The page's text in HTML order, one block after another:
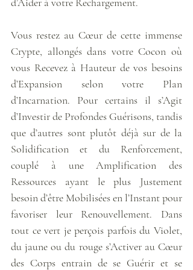
Vous restez au Cœur de cette immense
Crypte, allongés dans votre Cocon où
vous Recevez à Hauteur de vos besoins
d’Expansion selon votre Plan
d’Incarnation. Pour certains il s’Agit
d’Investir de Profondes Guérisons, tandis
que d’autres sont plutôt déjà sur de la
Solidification et du Renforcement,
couplé à une Amplification des
Ressources ayant le plus Justement
besoin d’être Mobilisées en l’Instant pour
favoriser leur Renouvellement. Dans
tout ce vert je perçois parfois du Violet,
du jaune ou du rouge s’Activer au Cœur
des Corps entrain de se Guérir et se